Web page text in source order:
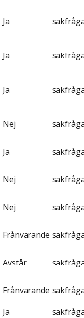
Ja
Ja
Ja
Nej
Ja
Nej
Nej
Frånvarande
Avstår
Frånvarande
Ja